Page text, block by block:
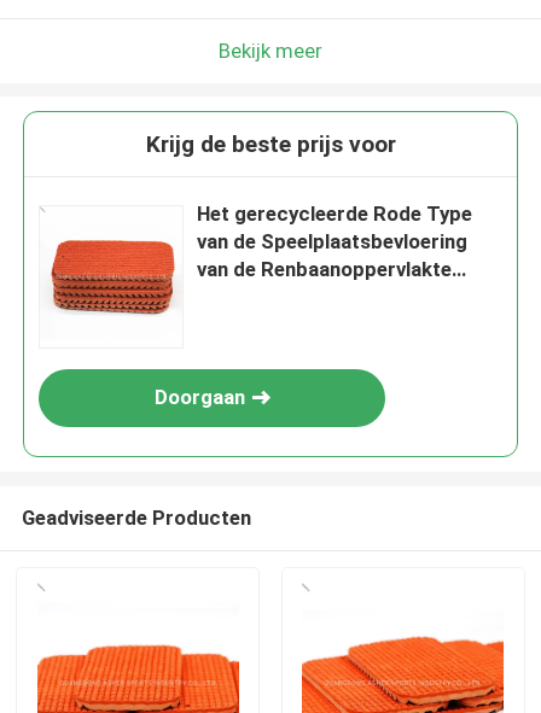
Bekijk meer
Krijg de beste prijs voor
Het gerecycleerde Rode Type
van de Speelplaatsbevloering
van de Renbaanoppervlakte
Doorgaan
Geadviseerde Producten